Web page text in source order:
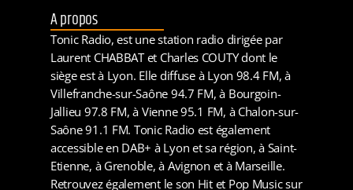
A propos
Tonic Radio, est une station radio dirigée par
Laurent CHABBAT et Charles COUTY dont le
siège est à Lyon. Elle diffuse à Lyon 98.4 FM, à
Villefranche-sur-Saône 94.7 FM, à Bourgoin-
Jallieu 97.8 FM, à Vienne 95.1 FM, à Chalon-sur-
Saône 91.1 FM. Tonic Radio est également
accessible en DAB+ à Lyon et sa région, à Saint-
Etienne, à Grenoble, à Avignon et à Marseille.
Retrouvez également le son Hit et Pop Music sur